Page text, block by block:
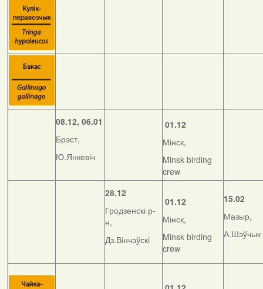
08.12, 06.01
Брэст,
Ю.Янкевіч
01.12
Мінск,
Minsk birding
crew
28.12
Гродзенскі р-
н,
Дз.Вінчэўскі
01.12
Мінск,
Minsk birding
crew
15.02
Мазыр,
А.Шэўчык